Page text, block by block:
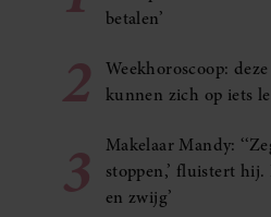
betalen’
2
Weekhoroscoop:
kunnen zich op iets
3
Makelaar Mandy:
stoppen,’ fluistert
en zwijg’